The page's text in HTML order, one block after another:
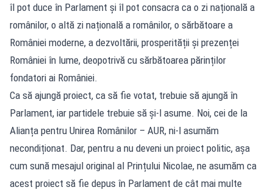
îl pot duce în Parlament și îl pot consacra ca o zi națională a
românilor, o altă zi națională a românilor, o sărbătoare a
României moderne, a dezvoltării, prosperității și prezenței
României în lume, deopotrivă cu sărbătoarea părinților
fondatori ai României.
Ca să ajungă proiect, ca să fie votat, trebuie să ajungă în
Parlament, iar partidele trebuie să și-l asume. Noi, cei de la
Alianța pentru Unirea Românilor – AUR, ni-l asumăm
necondiționat. Dar, pentru a nu deveni un proiect politic, așa
cum sună mesajul original al Prințului Nicolae, ne asumăm ca
acest proiect să fie depus în Parlament de cât mai multe